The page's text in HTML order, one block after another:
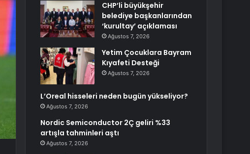
CHP’li büyükşehir
belediye başkanlarından
‘kurultay’ açıklaması
Ağustos 7, 2026
Yetim Çocuklara Bayram
Kıyafeti Desteği
Ağustos 7, 2026
L’Oreal hisseleri neden bugün yükseliyor?
Ağustos 7, 2026
Nordic Semiconductor 2Ç geliri %33
artışla tahminleri aştı
Ağustos 7, 2026